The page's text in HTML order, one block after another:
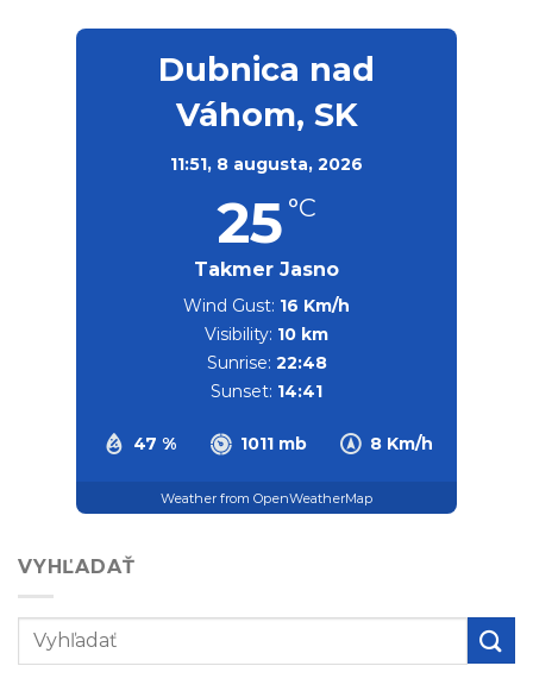
Dubnica nad
Váhom, SK
11:51, 8 augusta, 2026
25 °C
Takmer Jasno
47 % 1011 mb 8 Km/h
Wind Gust: 16 Km/h
Visibility: 10 km
Sunrise: 22:48
Sunset: 14:41
Weather from OpenWeatherMap
VYHĽADAŤ